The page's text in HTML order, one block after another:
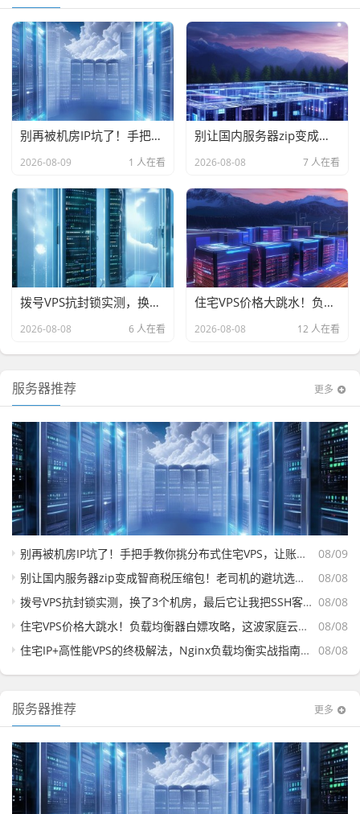
别再被机房IP坑了！手把手教你挑分布式住宅VPS，让账号稳如老狗
2026-08-09 1 人在看
别让国内服务器zip变成智商税压缩包！老司机的避坑选购指南
2026-08-08 7 人在看
拨号VPS抗封锁实测，换了3个机房，最后它让我把SSH客户端删了
2026-08-08 6 人在看
住宅VPS价格大跳水！负载均衡器白嫖攻略，这波家庭云便宜到离谱，手慢真没了
2026-08-08 12 人在看
服务器推荐 更多
08/09
别再被机房IP坑了！手把手教你挑分布式住宅VPS，让账号稳如老狗
08/08
别让国内服务器zip变成智商税压缩包！老司机的避坑选购指南
08/08
拨号VPS抗封锁实测，换了3个机房，最后它让我把SSH客户端删了
08/08
住宅VPS价格大跳水！负载均衡器白嫖攻略，这波家庭云便宜到离谱，手慢真没了
08/08
住宅IP+高性能VPS的终极解法，Nginx负载均衡实战指南（附三款高性价比套餐横评）
服务器推荐 更多